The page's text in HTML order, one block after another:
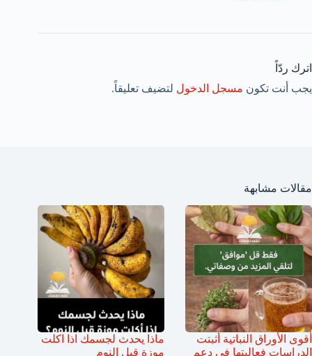
اترك ردّاً
يجب أنت تكون مسجل الدخول لتضيف تعليقاً.
مقالات مشابهة
أقوى الأوراق النباتية أثبتت
الدراسات فعاليتها في دعم
ماذا يحدث لجسمك اذا اكلت
موزة قبل النوم